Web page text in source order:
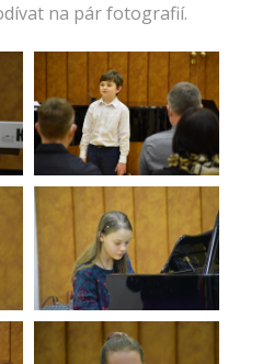
na pár fotografií.